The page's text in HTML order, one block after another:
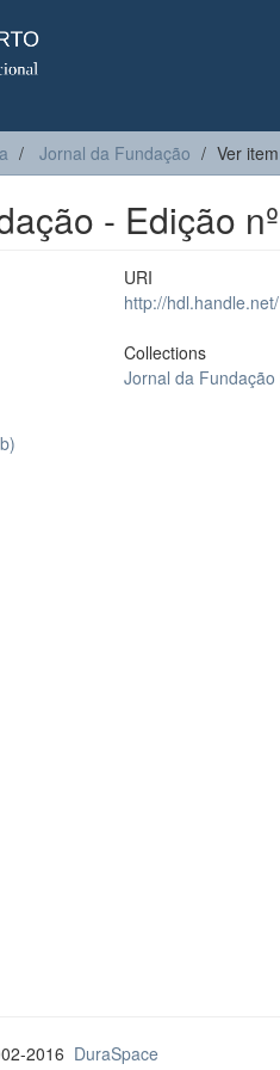
Jornal da Fundação Ver item
- Edição
URI
http://
Collections
Jornal da Fundação
2016 DuraSpace